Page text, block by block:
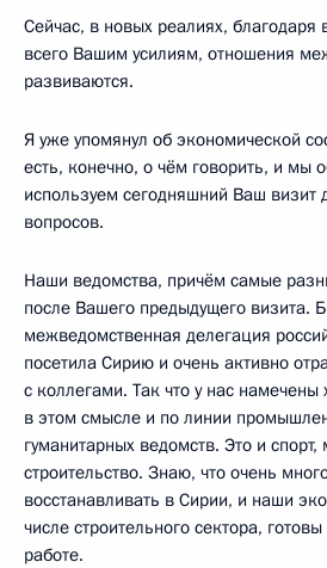
Сейчас, в новых реалиях, благодаря
всего Вашим усилиям, отношения
развиваются.
Я уже упомянул об экономической
есть, конечно, о чём говорить, и мы
используем сегодняшний Ваш визит
вопросов.
Наши ведомства, причём самые
после Вашего предыдущего визита.
межведомственная делегация
посетила Сирию и очень активно
с коллегами. Так что у нас
в этом смысле и по линии
гуманитарных ведомств. Это и
строительство. Знаю, что очень
восстанавливать в Сирии, и наши
числе строительного сектора,
работе.